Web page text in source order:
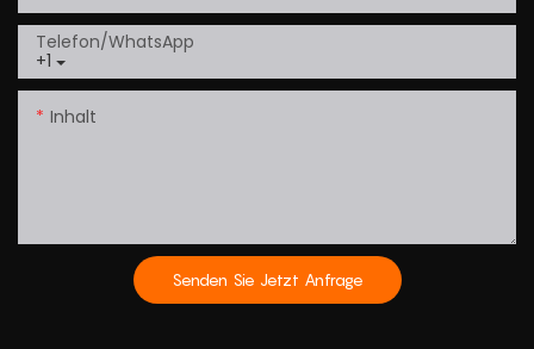
+1
Telefon/WhatsApp
Inhalt
Senden Sie Jetzt Anfrage